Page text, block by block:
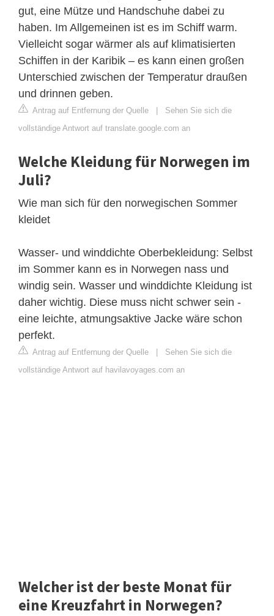
gut, eine Mütze und Handschuhe dabei zu
haben. Im Allgemeinen ist es im Schiff warm.
Vielleicht sogar wärmer als auf klimatisierten
Schiffen in der Karibik – es kann einen großen
Unterschied zwischen der Temperatur draußen
und drinnen geben.
Antrag auf Entfernung der Quelle | Sehen Sie sich die
vollständige Antwort auf translate.google.com an
Welche Kleidung für Norwegen im
Juli?
Wie man sich für den norwegischen Sommer
kleidet
Wasser- und winddichte Oberbekleidung: Selbst
im Sommer kann es in Norwegen nass und
windig sein. Wasser und winddichte Kleidung ist
daher wichtig. Diese muss nicht schwer sein -
eine leichte, atmungsaktive Jacke wäre schon
perfekt.
Antrag auf Entfernung der Quelle | Sehen Sie sich die
vollständige Antwort auf havilavoyages.com an
Welcher ist der beste Monat für
eine Kreuzfahrt in Norwegen?